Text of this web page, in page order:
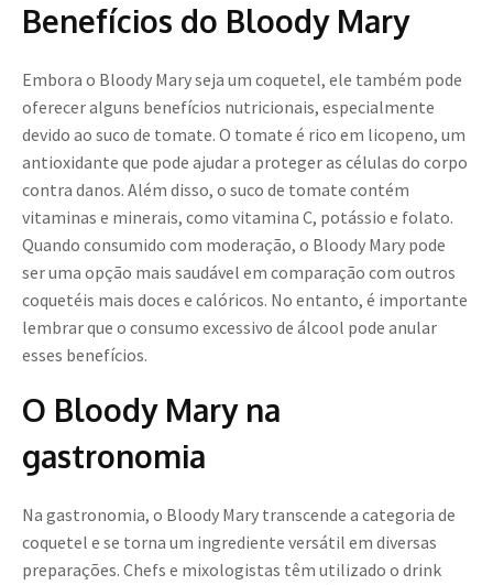
Benefícios do Bloody Mary
Embora o Bloody Mary seja um coquetel, ele também pode
oferecer alguns benefícios nutricionais, especialmente
devido ao suco de tomate. O tomate é rico em licopeno, um
antioxidante que pode ajudar a proteger as células do corpo
contra danos. Além disso, o suco de tomate contém
vitaminas e minerais, como vitamina C, potássio e folato.
Quando consumido com moderação, o Bloody Mary pode
ser uma opção mais saudável em comparação com outros
coquetéis mais doces e calóricos. No entanto, é importante
lembrar que o consumo excessivo de álcool pode anular
esses benefícios.
O Bloody Mary na
gastronomia
Na gastronomia, o Bloody Mary transcende a categoria de
coquetel e se torna um ingrediente versátil em diversas
preparações. Chefs e mixologistas têm utilizado o drink